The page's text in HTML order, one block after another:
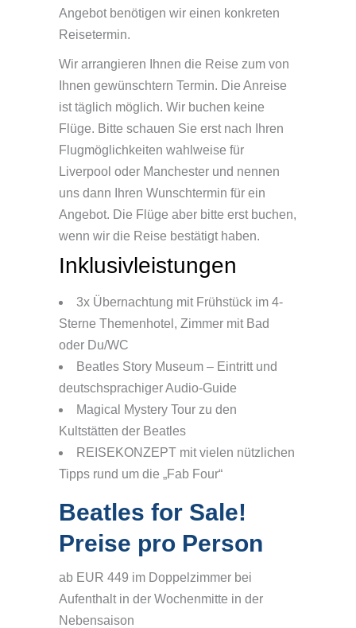
Angebot benötigen wir einen konkreten
Reisetermin.
Wir arrangieren Ihnen die Reise zum von
Ihnen gewünschtern Termin. Die Anreise
ist täglich möglich. Wir buchen keine
Flüge. Bitte schauen Sie erst nach Ihren
Flugmöglichkeiten wahlweise für
Liverpool oder Manchester und nennen
uns dann Ihren Wunschtermin für ein
Angebot. Die Flüge aber bitte erst buchen,
wenn wir die Reise bestätigt haben.
Inklusivleistungen
3x Übernachtung mit Frühstück im 4-
Sterne Themenhotel, Zimmer mit Bad
oder Du/WC
Beatles Story Museum – Eintritt und
deutschsprachiger Audio-Guide
Magical Mystery Tour zu den
Kultstätten der Beatles
REISEKONZEPT mit vielen nützlichen
Tipps rund um die „Fab Four“
Beatles for Sale!
Preise pro Person
ab EUR 449 im Doppelzimmer bei
Aufenthalt in der Wochenmitte in der
Nebensaison